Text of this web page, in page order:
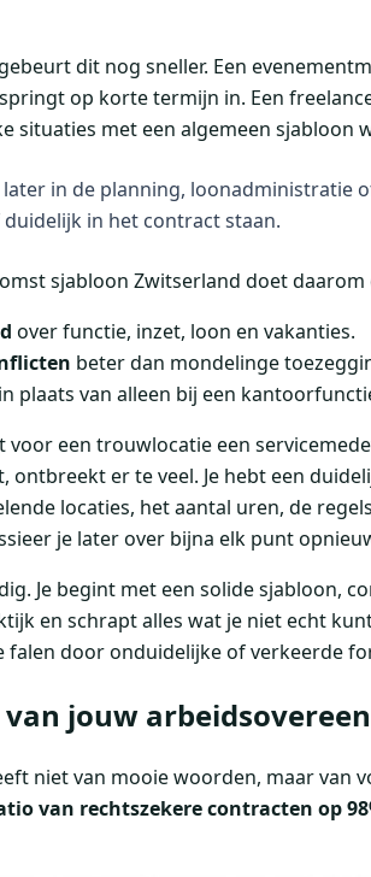
dit nog sneller. Een
op korte termijn in. Een
situaties met een algemeen
later in de planning, loonadministratie
in het contract staan.
sjabloon Zwitserland doet
over functie, inzet, loon en vakanties.
beter dan mondelinge
plaats van alleen bij een
voor een trouwlocatie een
ontbreekt er te veel. Je hebt een
locaties, het aantal uren, de
je later over bijna elk punt
Je begint met een solide sjabloon,
en schrapt alles wat je niet echt
falen door onduidelijke of verkeerde
jouw
niet van mooie woorden, maar van
van rechtszekere contracten op